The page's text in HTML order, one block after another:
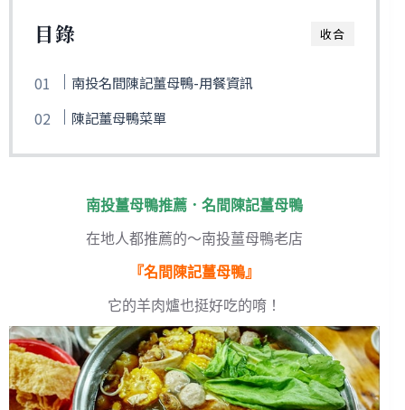
收合
目錄
南投名間陳記薑母鴨-用餐資訊
陳記薑母鴨菜單
南投薑母鴨推薦．名間陳記薑母鴨
在地人都推薦的～南投薑母鴨老店
『名間陳記薑母鴨』
它的羊肉爐也挺好吃的唷！